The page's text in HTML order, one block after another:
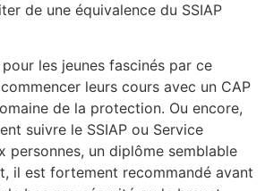
de une équivalence du SSIAP
les jeunes fascinés par ce
leurs cours avec un CAP
de la protection. Ou encore,
suivre le SSIAP ou Service
personnes, un diplôme semblable
il est fortement recommandé avant